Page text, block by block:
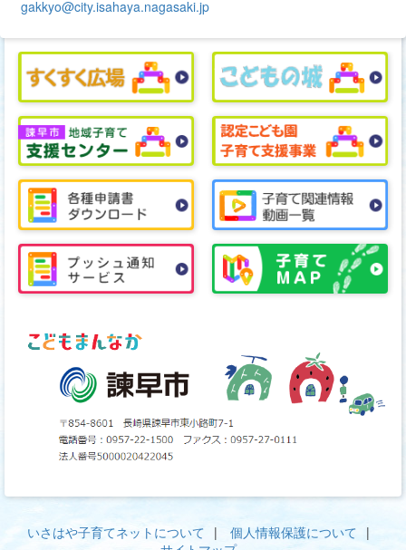
gakkyo@city.isahaya.nagasaki.jp
いさはや子育てネットについて
個人情報保護について